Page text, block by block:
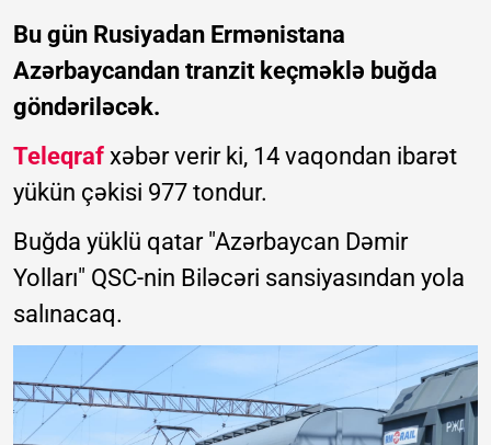
Bu gün Rusiyadan Ermənistana
Azərbaycandan tranzit keçməklə buğda
göndəriləcək.
Teleqraf xəbər verir ki, 14 vaqondan ibarət
yükün çəkisi 977 tondur.
Buğda yüklü qatar "Azərbaycan Dəmir
Yolları" QSC-nin Biləcəri sansiyasından yola
salınacaq.